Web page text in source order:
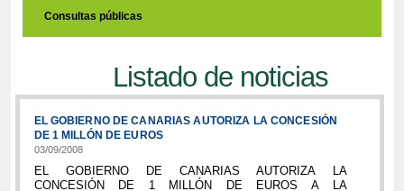
Consultas públicas
Listado de noticias
EL GOBIERNO DE CANARIAS AUTORIZA LA CONCESIÓN
DE 1 MILLÓN DE EUROS
03/09/2008
EL GOBIERNO DE CANARIAS AUTORIZA LA
CONCESIÓN DE 1 MILLÓN DE EUROS A LA